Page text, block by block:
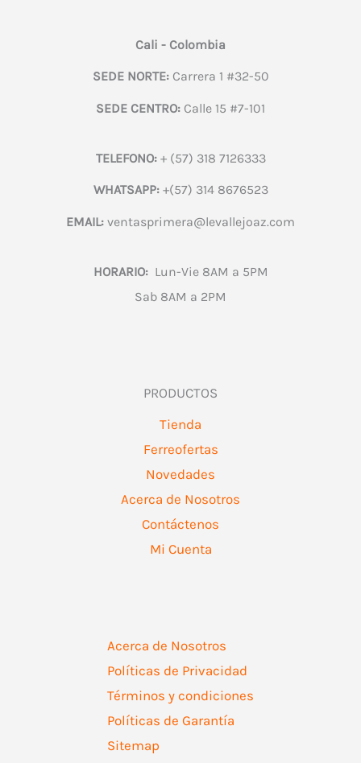
Cali - Colombia
SEDE NORTE:Carrera 1 #32-50
SEDE CENTRO: Calle 15 #7-101
TELEFONO:+ (57) 318 7126333
WHATSAPP:+(57) 314 8676523
EMAIL: ventasprimera@levallejoaz.com
HORARIO:Lun-Vie 8AM a 5PM
Sab 8AM a 2PM
PRODUCTOS
Tienda
Ferreofertas
Novedades
Acerca de Nosotros
Contáctenos
Mi Cuenta
Acerca de Nosotros
Políticas de Privacidad
Términos y condiciones
Políticas de Garantía
Sitemap